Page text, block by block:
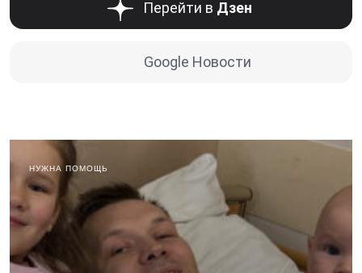
Перейти в Дзен
Google Новости
НУЖНА ПОМОЩЬ